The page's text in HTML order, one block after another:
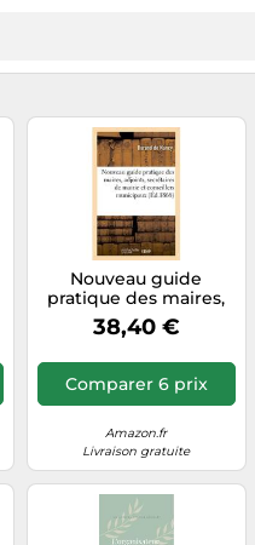
Nouveau guide
pratique des maires,
des adjoints, des
secrétaires de mairie
38,40 €
Comparer 6 prix
Amazon.fr
Livraison gratuite